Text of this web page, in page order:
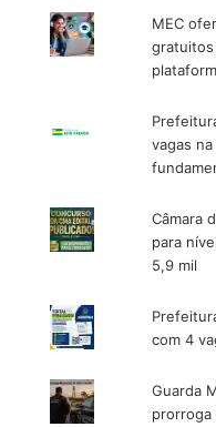
MEC
vagas
Câmara
para
5,9 mil
com 4
Guarda
prorroga